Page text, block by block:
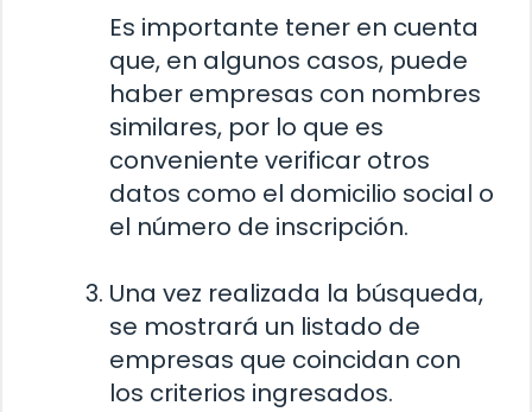
Es importante tener en cuenta
que, en algunos casos, puede
haber empresas con nombres
similares, por lo que es
conveniente verificar otros
datos como el domicilio social o
el número de inscripción.
Una vez realizada la búsqueda,
se mostrará un listado de
empresas que coincidan con
los criterios ingresados.